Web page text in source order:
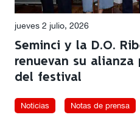
jueves 2 julio, 2026
Seminci y la D.O.
renuevan su alianza
del festival
Noticias Notas de prensa